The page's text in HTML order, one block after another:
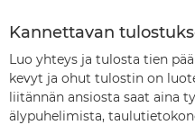
Kannettavan
Luo yhteys ja tulosta tien
kevyt ja ohut tulostin on
liitännän ansiosta saat aina
älypuhelimista,